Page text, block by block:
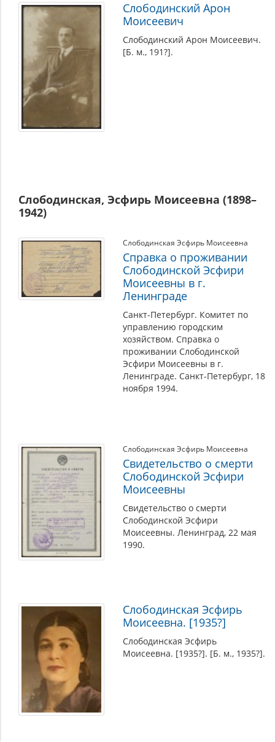
Слободинский Арон
Моисеевич
Слободинский Арон Моисеевич.
[Б. м., 191?].
Слободинская, Эсфирь Моисеевна (1898–
1942)
Слободинская Эсфирь Моисеевна
Справка о проживании
Слободинской Эсфири
Моисеевны в г.
Ленинграде
Санкт-Петербург. Комитет по
управлению городским
хозяйством. Справка о
проживании Слободинской
Эсфири Моисеевны в г.
Ленинграде. Санкт-Петербург, 18
ноября 1994.
Слободинская Эсфирь Моисеевна
Свидетельство о смерти
Слободинской Эсфири
Моисеевны
Свидетельство о смерти
Слободинской Эсфири
Моисеевны. Ленинград, 22 мая
1990.
Слободинская Эсфирь
Моисеевна. [1935?]
Слободинская Эсфирь
Моисеевна. [1935?]. [Б. м., 1935?].